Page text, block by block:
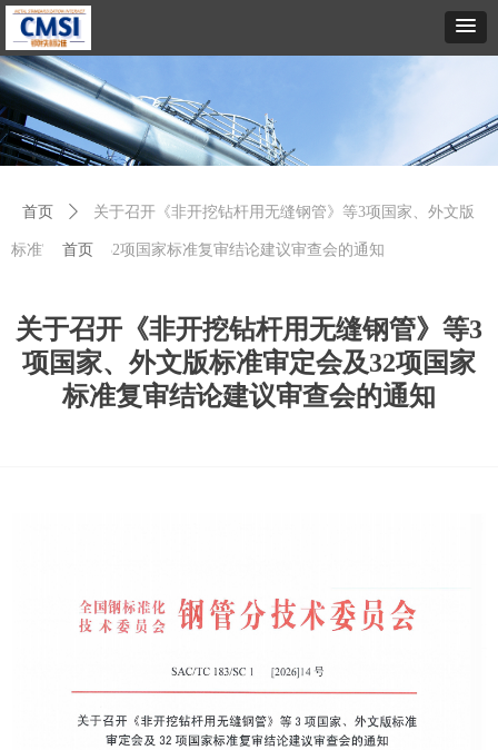
关于召开《非开挖钻杆用无缝钢管》等3
项国家、外文版标准审定会及32项国家
标准复审结论建议审查会的通知
首页 ꄲ 关于召开《非开挖钻杆用无缝钢管》等3项国家、外文版
标准审定会及32项国家标准复审结论建议审查会的通知
首页